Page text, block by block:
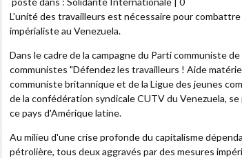
L'unité des travailleurs est nécessaire pour
impérialiste au Venezuela.
Dans le cadre de la campagne du Parti communiste
communistes "Défendez les travailleurs ! Aide
communiste britannique et de la Ligue des jeunes
de la confédération syndicale CUTV du Venezuela,
ce pays d'Amérique latine.
Au milieu d'une crise profonde du capitalisme
pétrolière, tous deux aggravés par des mesures